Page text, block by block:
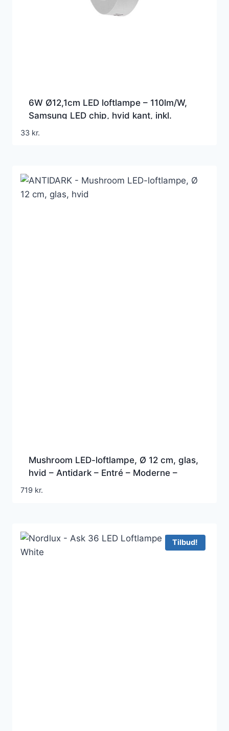
6W Ø12,1cm LED loftlampe – 110lm/W,
Samsung LED chip, hvid kant, inkl.
lyskilde
33 kr.
Mushroom LED-loftlampe, Ø 12 cm, glas,
hvid – Antidark – Entré – Moderne –
Rund
719 kr.
Tilbud!